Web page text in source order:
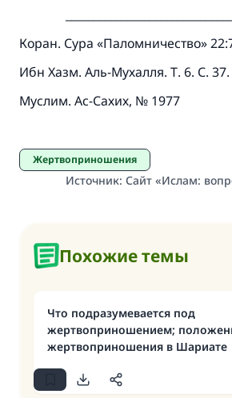
Коран. Сура «Паломничество»
Ибн Хазм. Аль-Мухалля. Т. 6. С. 37.
Муслим. Ас-Сахих, № 1977
Жертвоприношения
Источник: Сайт «Ислам:
Похожие темы
Что подразумевается под
жертвоприношением;
жертвоприношения в Шариате